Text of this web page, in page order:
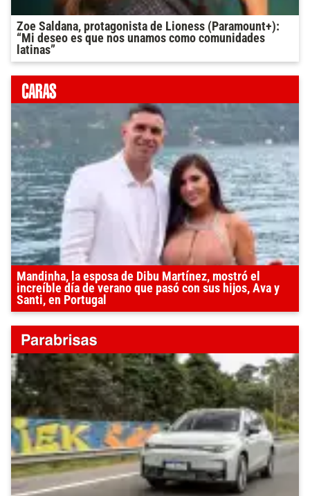
Zoe Saldana, protagonista de Lioness (Paramount+):
“Mi deseo es que nos unamos como comunidades
latinas”
Mandinha, la esposa de Dibu Martínez, mostró el
increíble día de verano que pasó con sus hijos, Ava y
Santi, en Portugal